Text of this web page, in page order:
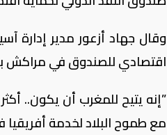
وقال جهاد أزعور مدير إدارة
اقتصادي للصندوق في مراكش
”إنه يتيح للمغرب أن يكون..
مع طموح البلاد لخدمة أفريقيا